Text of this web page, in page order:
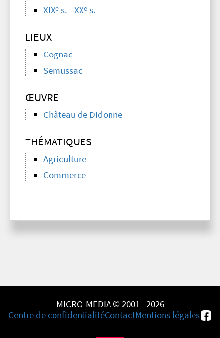
XIXe s. - XXe s.
LIEUX
Cognac
Semussac
ŒUVRE
Château de Didonne
THÉMATIQUES
Agriculture
Commerce
MICRO-MEDIA © 2001 - 2026
Centre de confidentialitéContactMentions légales